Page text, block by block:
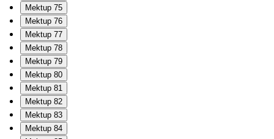
Mektup 75
Mektup 76
Mektup 77
Mektup 78
Mektup 79
Mektup 80
Mektup 81
Mektup 82
Mektup 83
Mektup 84